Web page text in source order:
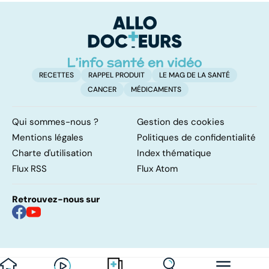
RECETTES RAPPEL PRODUIT
LE MAG DE LA SANTÉ
CANCER
MÉDICAMENTS
Qui sommes-nous ?
Gestion des cookies
Mentions légales
Politiques de confidentialité
Charte d'utilisation
Index thématique
Flux RSS
Flux Atom
Retrouvez-nous sur